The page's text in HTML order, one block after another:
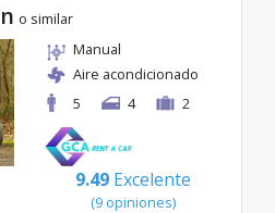
seleccionada, con
solo 8€/día.
o similar
Manual
Aire acondicionado
5
4 2
9.49 Excelente
(9 opiniones)